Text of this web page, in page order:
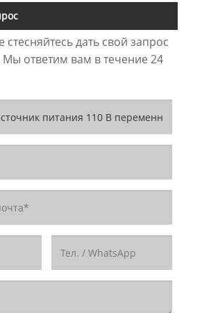
стесняйтесь дать свой запрос
ответим вам в течение 24